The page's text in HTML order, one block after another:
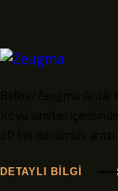
DETAYLI BİLGİ